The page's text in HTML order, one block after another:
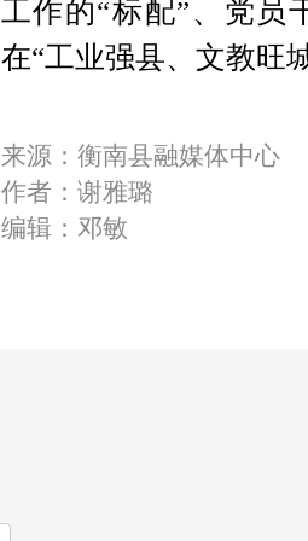
工作的“标配”、党员
在“工业强县、文教旺
来源：衡南县融媒体中心
作者：谢雅璐
编辑：邓敏